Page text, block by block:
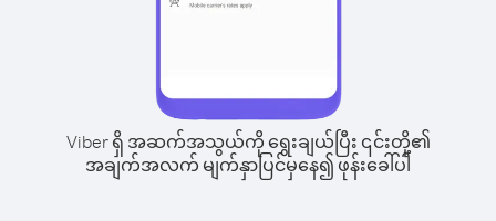
Viber ရှိ အဆက်အသွယ်ကို ရွေးချယ်ပြီး ၎င်းတို့၏
အချက်အလက် မျက်နှာပြင်မှနေ၍ ဖုန်းခေါ်ပါ